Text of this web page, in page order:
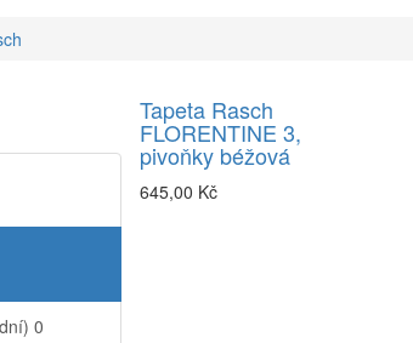
0
Tapeta Rasch
FLORENTINE 3,
pivoňky béžová
645,00 Kč